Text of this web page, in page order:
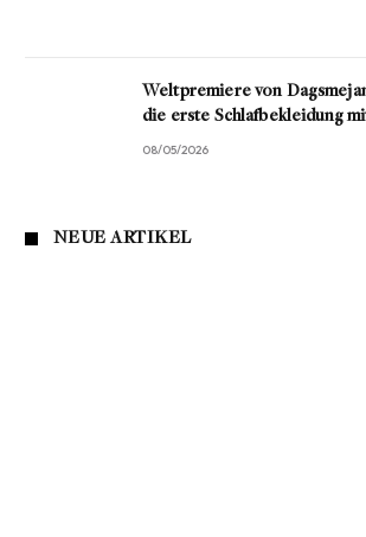
Weltpremiere von
die erste Schlafbekleidung
08/05/2026
NEUE ARTIKEL